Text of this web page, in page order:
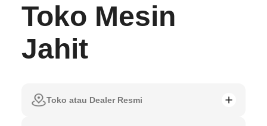
Toko Mesin
Jahit
Toko atau Dealer Resmi